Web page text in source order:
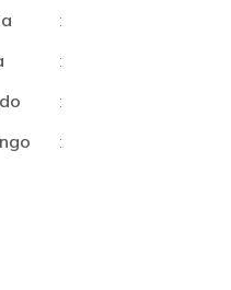
:
:
:
: